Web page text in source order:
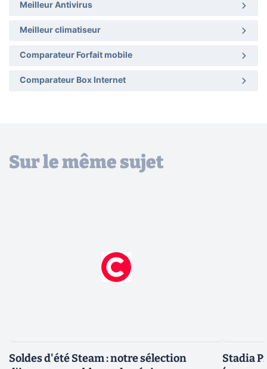
Meilleur Antivirus
Meilleur climatiseur
Comparateur Forfait mobile
Comparateur Box Internet
Sur le même sujet
Soldes d'été Steam : notre sélection
Stadia